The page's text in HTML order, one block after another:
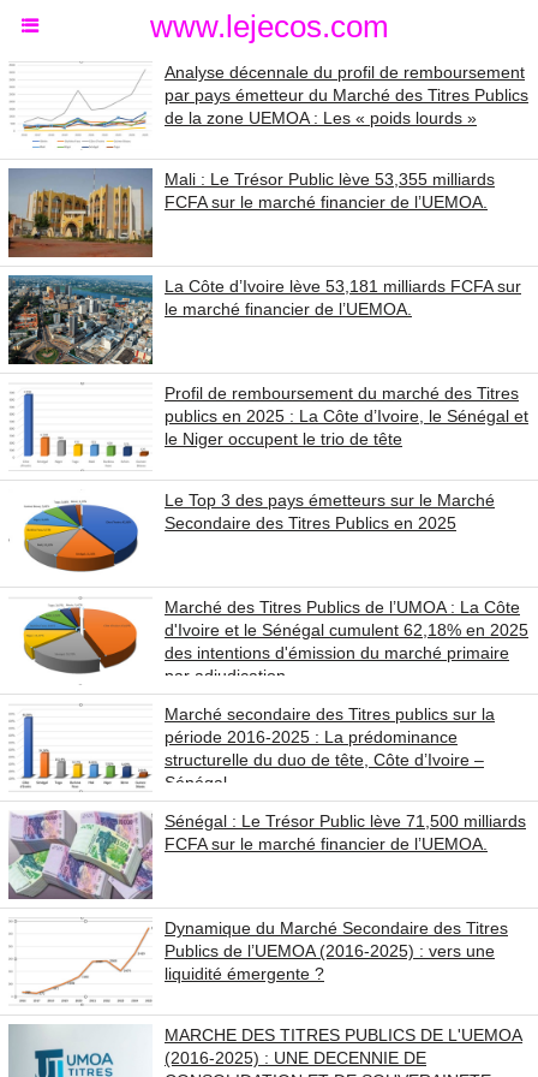
www.lejecos.com
Analyse décennale du profil de remboursement
par pays émetteur du Marché des Titres Publics
de la zone UEMOA : Les « poids lourds »
Mali : Le Trésor Public lève 53,355 milliards
FCFA sur le marché financier de l’UEMOA.
La Côte d’Ivoire lève 53,181 milliards FCFA sur
le marché financier de l’UEMOA.
Profil de remboursement du marché des Titres
publics en 2025 : La Côte d’Ivoire, le Sénégal et
le Niger occupent le trio de tête
Le Top 3 des pays émetteurs sur le Marché
Secondaire des Titres Publics en 2025
Marché des Titres Publics de l’UMOA : La Côte
d'Ivoire et le Sénégal cumulent 62,18% en 2025
des intentions d'émission du marché primaire
par adjudication
Marché secondaire des Titres publics sur la
période 2016-2025 : La prédominance
structurelle du duo de tête, Côte d’Ivoire –
Sénégal
Sénégal : Le Trésor Public lève 71,500 milliards
FCFA sur le marché financier de l’UEMOA.
Dynamique du Marché Secondaire des Titres
Publics de l’UEMOA (2016-2025) : vers une
liquidité émergente ?
MARCHE DES TITRES PUBLICS DE L'UEMOA
(2016-2025) : UNE DECENNIE DE